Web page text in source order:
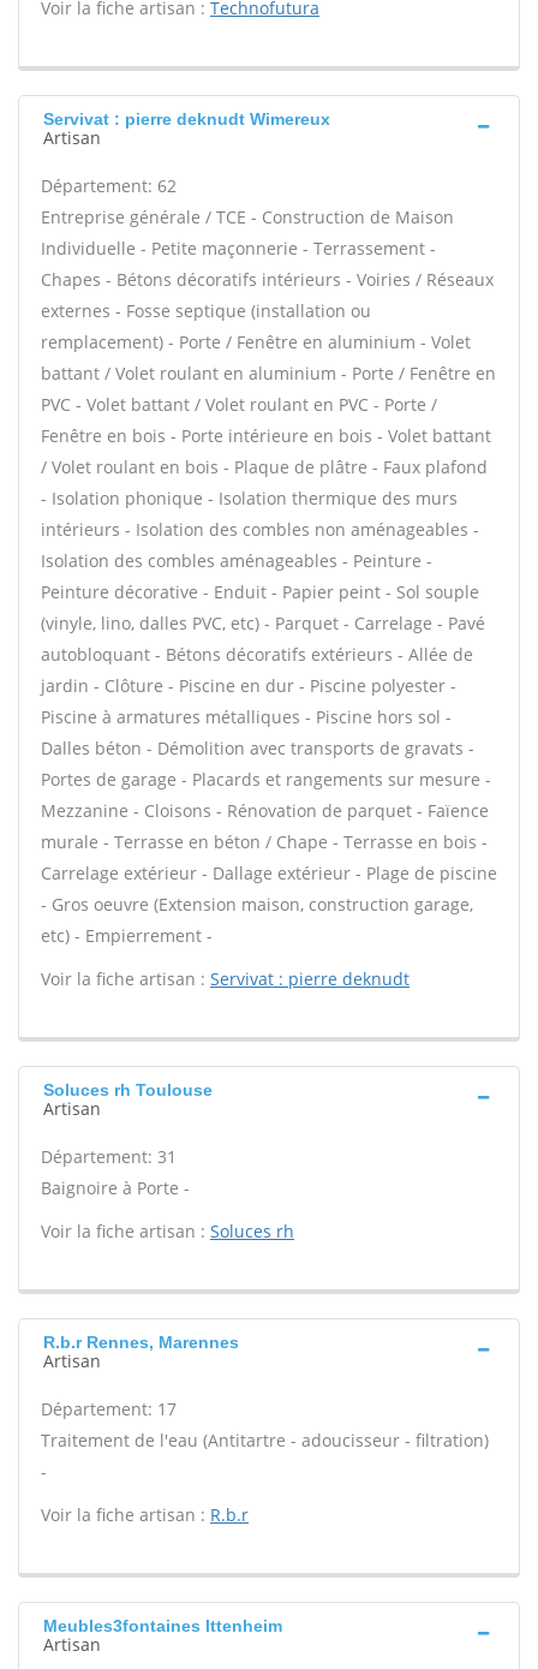
Voir la fiche artisan : Technofutura
Servivat : pierre deknudt Wimereux
Artisan
Département: 62
Entreprise générale / TCE - Construction de Maison
Individuelle - Petite maçonnerie - Terrassement -
Chapes - Bétons décoratifs intérieurs - Voiries / Réseaux
externes - Fosse septique (installation ou
remplacement) - Porte / Fenêtre en aluminium - Volet
battant / Volet roulant en aluminium - Porte / Fenêtre en
PVC - Volet battant / Volet roulant en PVC - Porte /
Fenêtre en bois - Porte intérieure en bois - Volet battant
/ Volet roulant en bois - Plaque de plâtre - Faux plafond
- Isolation phonique - Isolation thermique des murs
intérieurs - Isolation des combles non aménageables -
Isolation des combles aménageables - Peinture -
Peinture décorative - Enduit - Papier peint - Sol souple
(vinyle, lino, dalles PVC, etc) - Parquet - Carrelage - Pavé
autobloquant - Bétons décoratifs extérieurs - Allée de
jardin - Clôture - Piscine en dur - Piscine polyester -
Piscine à armatures métalliques - Piscine hors sol -
Dalles béton - Démolition avec transports de gravats -
Portes de garage - Placards et rangements sur mesure -
Mezzanine - Cloisons - Rénovation de parquet - Faïence
murale - Terrasse en béton / Chape - Terrasse en bois -
Carrelage extérieur - Dallage extérieur - Plage de piscine
- Gros oeuvre (Extension maison, construction garage,
etc) - Empierrement -
Voir la fiche artisan : Servivat : pierre deknudt
Soluces rh Toulouse
Artisan
Département: 31
Baignoire à Porte -
Voir la fiche artisan : Soluces rh
R.b.r Rennes, Marennes
Artisan
Département: 17
Traitement de l'eau (Antitartre - adoucisseur - filtration)
-
Voir la fiche artisan : R.b.r
Meubles3fontaines Ittenheim
Artisan